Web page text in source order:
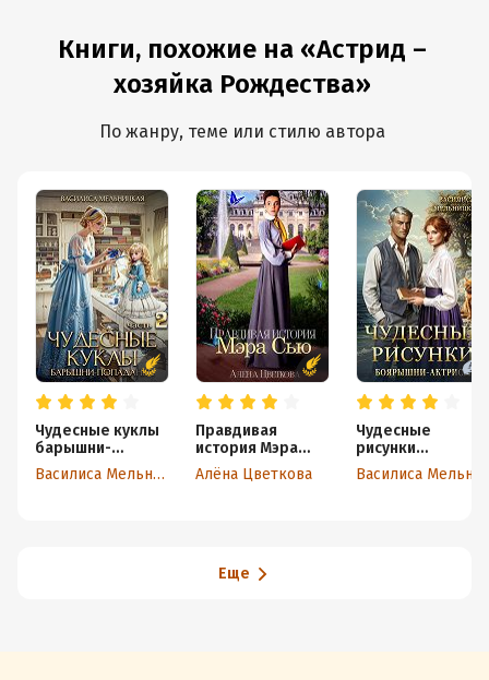
Книги, похожие на «Астрид –
хозяйка Рождества»
По жанру, теме или стилю автора
Чудесные куклы
барышни-
попаданки. Часть
2
Василиса Мельницкая
Правдивая
история Мэра
Сью
Алёна Цветкова
Чудесные
рисунки
боярышни-
актрисы
Еще